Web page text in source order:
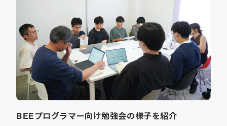
BEEプログラマー向け勉強会の様子を紹介